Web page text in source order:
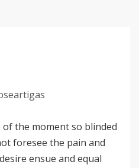
the moment so blinded
foresee the pain and
ensue and equal